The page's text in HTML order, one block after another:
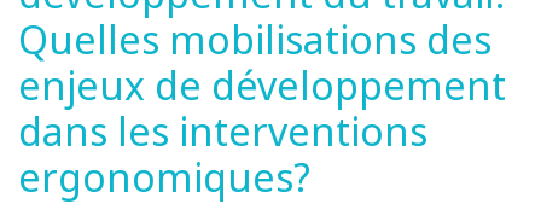
Quelles mobilisations des
enjeux de développement
dans les interventions
ergonomiques?